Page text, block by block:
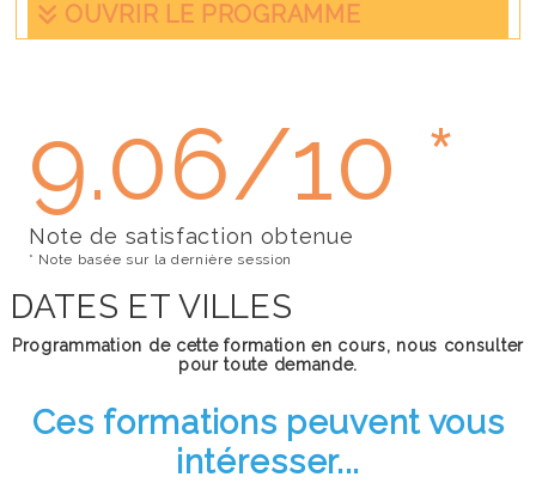
OUVRIR LE PROGRAMME
9.06/10 *
Note de satisfaction obtenue
* Note basée sur la dernière session
DATES ET VILLES
Programmation de cette formation en cours, nous consulter
pour toute demande.
Ces formations peuvent vous
intéresser...